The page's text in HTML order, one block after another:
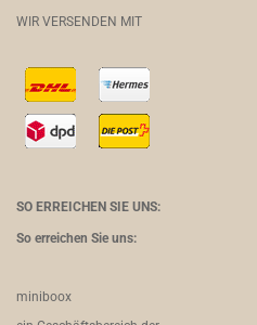
WIR VERSENDEN MIT
SO ERREICHEN SIE UNS:
So erreichen Sie uns:
miniboox